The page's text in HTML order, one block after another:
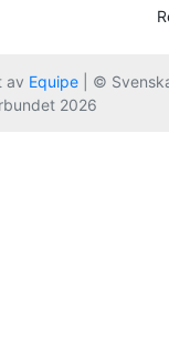
av Equipe | ©
2026